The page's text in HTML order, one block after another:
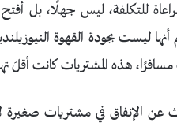
للتكلفة، ليس جهلًا، بل
ليست بجودة القهوة
هذه المشتريات كانت أقلَ
الإنفاق في مشتريات صغيرة